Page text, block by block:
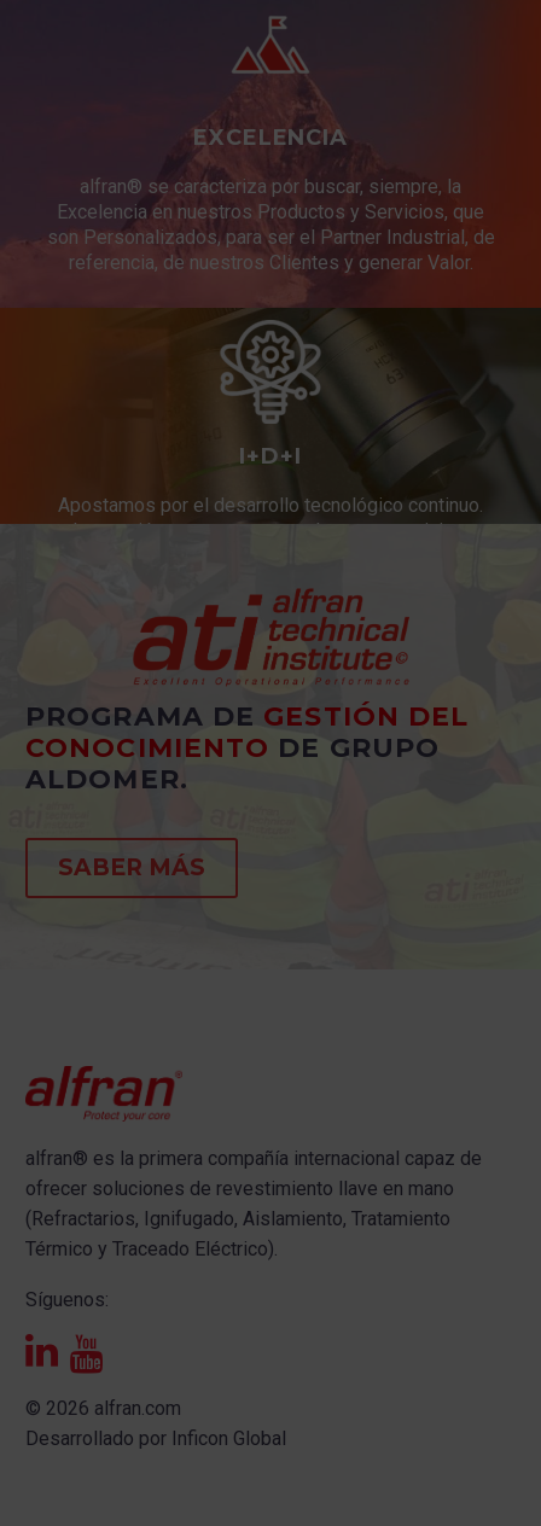
EXCELENCIA
alfran® se caracteriza por buscar, siempre, la
Excelencia en nuestros Productos y Servicios, que
son Personalizados, para ser el Partner Industrial, de
referencia, de nuestros Clientes y generar Valor.
I+D+I
Apostamos por el desarrollo tecnológico continuo.
Innovación constante en productos y servicios.
PROGRAMA DE GESTIÓN DEL
CONOCIMIENTO DE GRUPO
ALDOMER.
SABER MÁS
alfran® es la primera compañía internacional capaz de
ofrecer soluciones de revestimiento llave en mano
(Refractarios, Ignifugado, Aislamiento, Tratamiento
Térmico y Traceado Eléctrico).
Síguenos:
© 2026 alfran.com
Desarrollado por Inficon Global